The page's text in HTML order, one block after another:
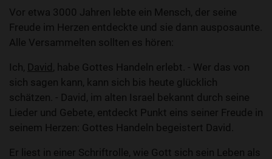
Vor etwa 3000 Jahren lebte ein Mensch, der seine
Freude im Herzen entdeckte und sie dann ausposaunte.
Alle Versammelten sollten es hören:
Ich, David , habe Gottes Handeln erlebt. - Wer das von
sich sagen kann, kann sich bis heute glücklich
schätzen. - David, im alten Israel bekannt durch seine
Lieder und Gebete, entdeckt Punkt eins seiner Freude in
seinem Herzen: Gottes Handeln begeistert David.
Er liest in einer Schriftrolle, wie Gott sich sein Leben als